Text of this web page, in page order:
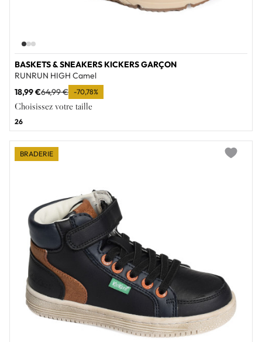
BASKETS & SNEAKERS KICKERS GARÇON
RUNRUN HIGH Camel
18,99 €64,99 € -70,78%
Choisissez votre taille
26
BRADERIE